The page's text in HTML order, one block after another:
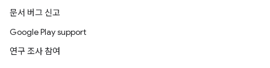
문서 버그 신고
Google Play support
연구 조사 참여